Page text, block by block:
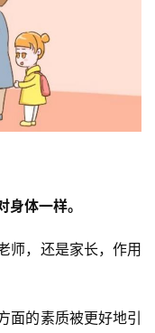
体一样。
师，还是家长，作用
面的素质被更好地引